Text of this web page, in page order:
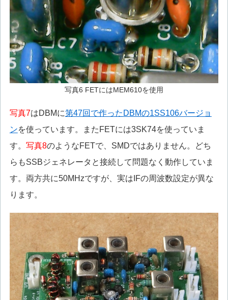
写真6 FETにはMEM610を使用
写真7はDBMに第47回で作ったDBMの1SS106バージョ
ンを使っています。またFETには3SK74を使っていま
す。 写真8のようなFETで、SMDではありません。どち
らもSSBジェネレータと接続して問題なく動作していま
す。両方共に50MHzですが、実はIFの周波数設定が異な
ります。